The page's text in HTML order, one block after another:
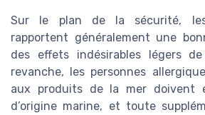
Sur le plan de la sécurité,
rapportent généralement une
des effets indésirables légers
revanche, les personnes
aux produits de la mer doivent
d’origine marine, et toute